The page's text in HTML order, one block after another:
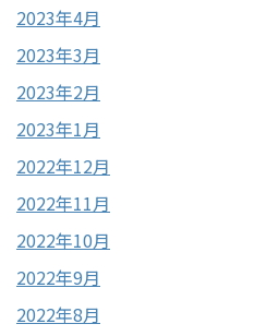
2023年4月
2023年3月
2023年2月
2023年1月
2022年12月
2022年11月
2022年10月
2022年9月
2022年8月